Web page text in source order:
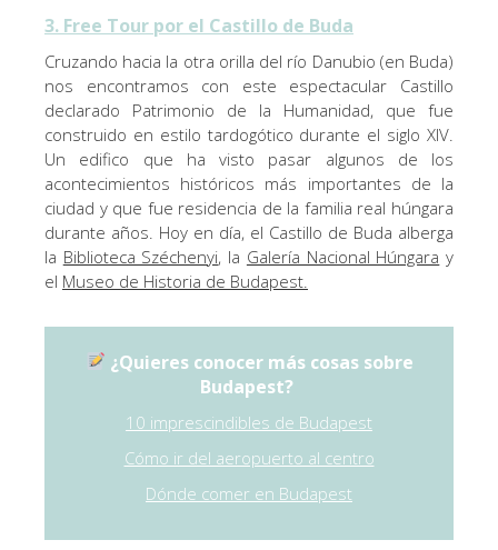
3. Free Tour por el Castillo de Buda
Cruzando hacia la otra orilla del río Danubio (en Buda)
nos encontramos con este espectacular Castillo
declarado Patrimonio de la Humanidad, que fue
construido en estilo tardogótico durante el siglo XIV.
Un edifico que ha visto pasar algunos de los
acontecimientos históricos más importantes de la
ciudad y que fue residencia de la familia real húngara
durante años. Hoy en día, el Castillo de Buda alberga
la Biblioteca Széchenyi, la Galería Nacional Húngara y
el Museo de Historia de Budapest.
¿Quieres conocer más cosas sobre
Budapest?
10 imprescindibles de Budapest
Cómo ir del aeropuerto al centro
Dónde comer en Budapest